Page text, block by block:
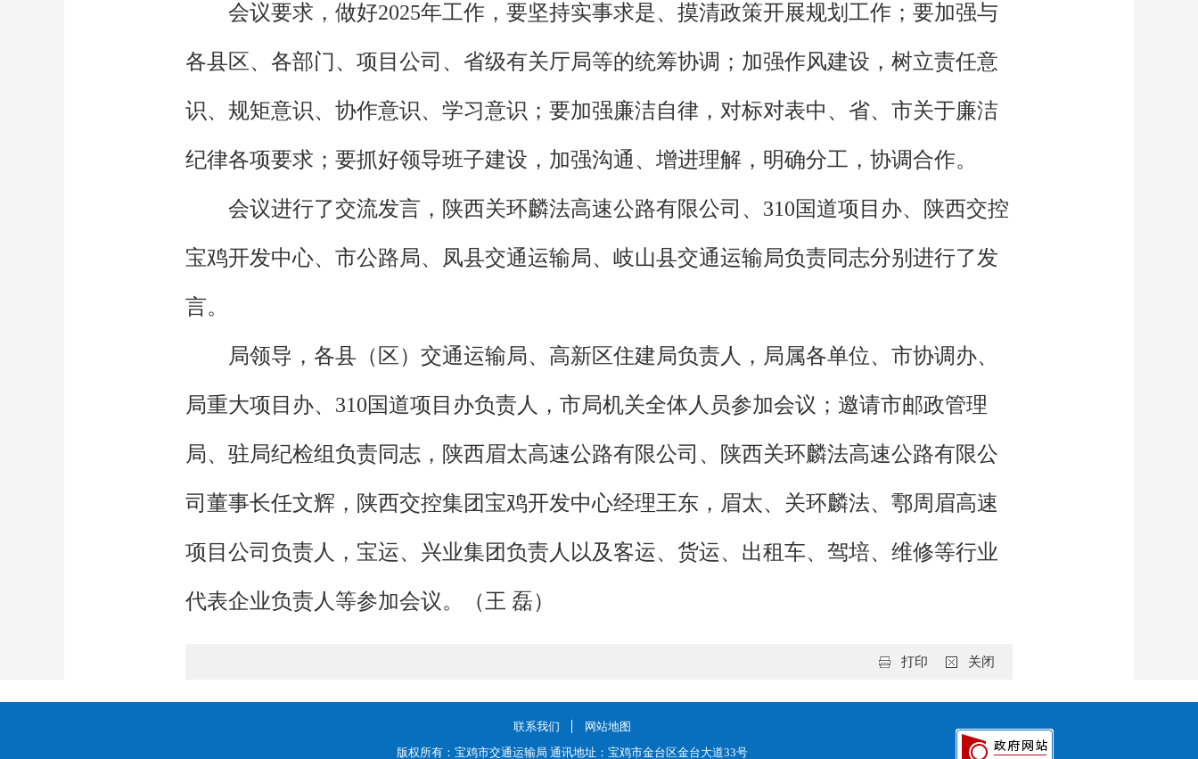
会议要求，做好2025年工作，要坚持实事求是、摸清政策开展规划工作；要加强与
各县区、各部门、项目公司、省级有关厅局等的统筹协调；加强作风建设，树立责任意
识、规矩意识、协作意识、学习意识；要加强廉洁自律，对标对表中、省、市关于廉洁
纪律各项要求；要抓好领导班子建设，加强沟通、增进理解，明确分工，协调合作。
会议进行了交流发言，陕西关环麟法高速公路有限公司、310国道项目办、陕西交控
宝鸡开发中心、市公路局、凤县交通运输局、岐山县交通运输局负责同志分别进行了发
言。
局领导，各县（区）交通运输局、高新区住建局负责人，局属各单位、市协调办、
局重大项目办、310国道项目办负责人，市局机关全体人员参加会议；邀请市邮政管理
局、驻局纪检组负责同志，陕西眉太高速公路有限公司、陕西关环麟法高速公路有限公
司董事长任文辉，陕西交控集团宝鸡开发中心经理王东，眉太、关环麟法、鄠周眉高速
项目公司负责人，宝运、兴业集团负责人以及客运、货运、出租车、驾培、维修等行业
代表企业负责人等参加会议。（王 磊）
关闭
打印
联系我们
网站地图
版权所有：宝鸡市交通运输局 通讯地址：宝鸡市金台区金台大道33号